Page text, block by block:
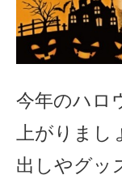
今年のハロ
上がりま
出しやグッ